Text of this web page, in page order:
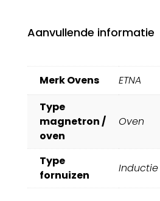
Aanvullende informatie
Merk Ovens
ETNA
Type
magnetron /
oven
Oven
Type
fornuizen
Inductie